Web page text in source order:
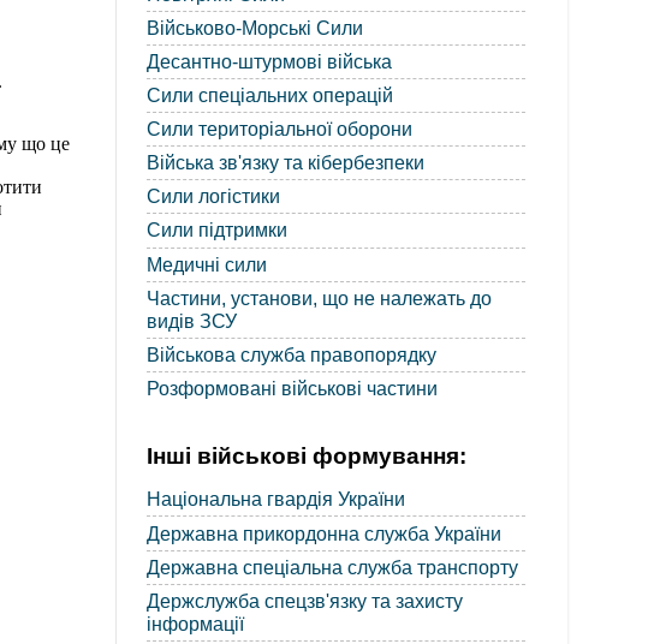
Військово-Морські Сили
Десантно-штурмові війська
Сили спеціальних операцій
Сили територіальної оборони
Війська зв'язку та кібербезпеки
Сили логістики
Сили підтримки
Медичні сили
Частини, установи, що не належать до
видів ЗСУ
Військова служба правопорядку
Розформовані військові частини
Інші військові формування:
Національна гвардія України
Державна прикордонна служба України
Державна спеціальна служба транспорту
Держслужба спецзв'язку та захисту
інформації